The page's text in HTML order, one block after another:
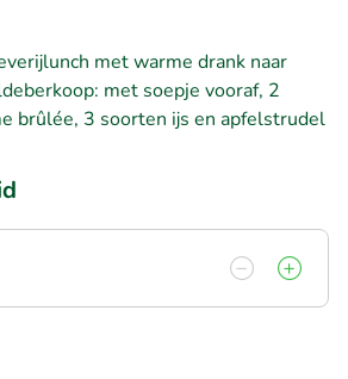
met warme drank naar
met soepje vooraf, 2
brûlée, 3 soorten ijs en apfelstrudel